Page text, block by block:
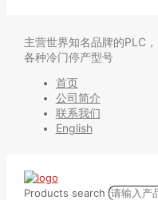
主营世界知名品牌的PLC
各种冷门停产型号
首页
公司简介
联系我们
English
Products search